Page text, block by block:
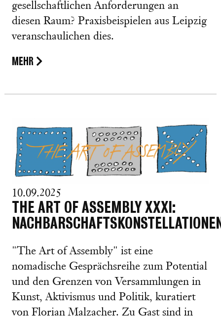
gesellschaftlichen Anforderungen an
diesen Raum? Praxisbeispielen aus Leipzig
veranschaulichen dies.
MEHR
10.09.2025
THE ART OF ASSEMBLY XXXI:
"The Art of Assembly" ist eine
nomadische Gesprächsreihe zum Potential
und den Grenzen von Versammlungen in
Kunst, Aktivismus und Politik, kuratiert
von Florian Malzacher. Zu Gast sind in